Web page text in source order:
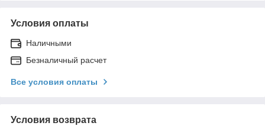
Условия оплаты
Наличными
Безналичный расчет
Все условия оплаты
Условия возврата